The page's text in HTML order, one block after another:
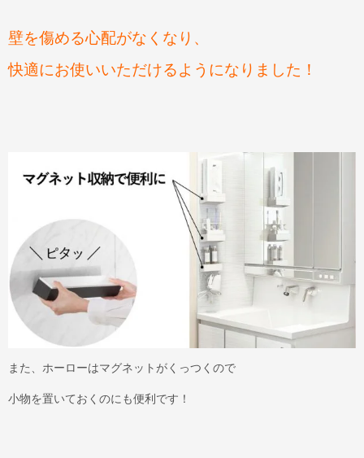
壁を傷める心配がなくなり、
快適にお使いいただけるようになりました！
また、ホーローはマグネットがくっつくので
小物を置いておくのにも便利です！